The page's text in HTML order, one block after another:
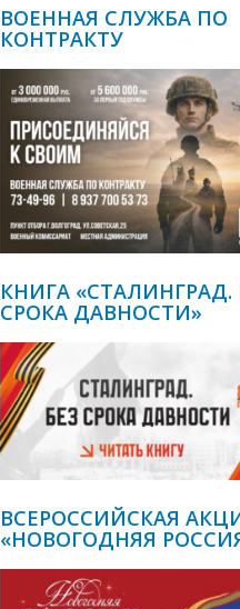
ВОЕННАЯ СЛУЖБА ПО
КОНТРАКТУ
КНИГА «СТАЛИНГРАД.
СРОКА ДАВНОСТИ»
ВСЕРОССИЙСКАЯ
«НОВОГОДНЯЯ